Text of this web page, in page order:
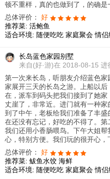
顿不重样，真的也做到了，的确是
总体评价： 好
推荐菜: 活鲍鱼
适合环境: 随便吃吃 家庭聚会 情侣
长岛蓝色家园别墅
来自(好·游)在 2018-08-15 进
第一次来长岛，听朋友介绍蓝色
家展开三天的长岛之游。上船以
在，派车到码头把我们接到了她
丈崖了，非常近。进门就有一种
到了中午，老板给我们准备了丰
在还没有忘记，好吃的不得了。第
我们还用小香肠喂鸟。下午大姐
心，特别方便。我们玩的很开心
总体评价： 好
推荐菜: 鲅鱼水饺 海鲜
适合环境: 随便吃吃 家庭聚会 情侣